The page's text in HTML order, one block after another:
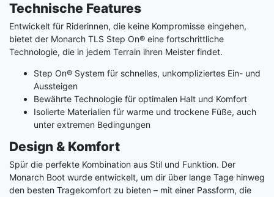
Technische Features
Entwickelt für Riderinnen, die keine Kompromisse eingehen,
bietet der Monarch TLS Step On® eine fortschrittliche
Technologie, die in jedem Terrain ihren Meister findet.
Step On® System für schnelles, unkompliziertes Ein- und
Aussteigen
Bewährte Technologie für optimalen Halt und Komfort
Isolierte Materialien für warme und trockene Füße, auch
unter extremen Bedingungen
Design & Komfort
Spür die perfekte Kombination aus Stil und Funktion. Der
Monarch Boot wurde entwickelt, um dir über lange Tage hinweg
den besten Tragekomfort zu bieten – mit einer Passform, die